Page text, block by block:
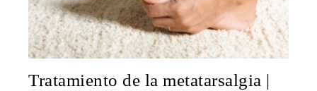
Tratamiento de la metatarsalgia |